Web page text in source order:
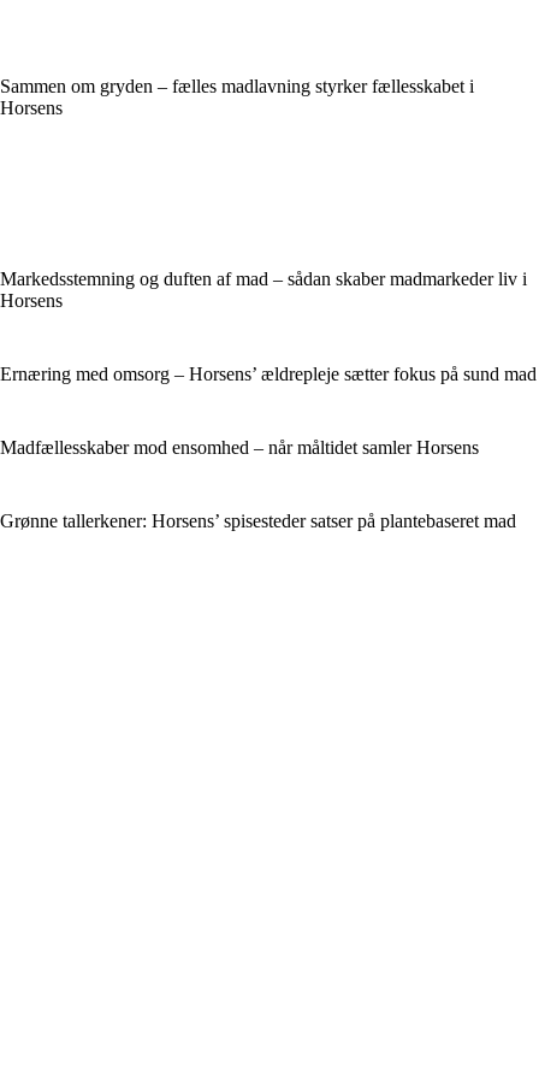
Sammen om gryden – fælles madlavning styrker fællesskabet i
Horsens
Markedsstemning og duften af mad – sådan skaber madmarkeder liv i
Horsens
Ernæring med omsorg – Horsens’ ældrepleje sætter fokus på sund mad
Madfællesskaber mod ensomhed – når måltidet samler Horsens
Grønne tallerkener: Horsens’ spisesteder satser på plantebaseret mad